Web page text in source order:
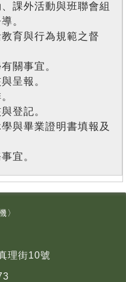
課外活動與班聯會組
。
育與行為規範之督
關事宜。
呈報。
登記。
與畢業證明書填報及
宜。
〉
理街10號